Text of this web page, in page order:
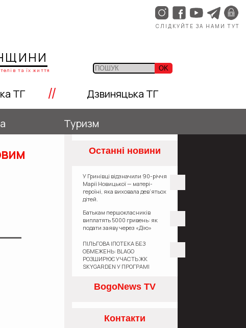
СЛІДКУЙТЕ ЗА НАМИ ТУТ
та їх життя OK
ТГ // Дзвиняцька ТГ
Туризм
Останні новини
У Гринівці відзначили 90-річчя
Марії Новицької — матері-
героїні, яка виховала дев’ятьох
дітей.
Батькам першокласників
виплатять 5000 гривень: як
подати заяву через «Дію»
ПІЛЬГОВА ІПОТЕКА БЕЗ
ОБМЕЖЕНЬ: BLAGO
РОЗШИРЮЄ УЧАСТЬ ЖК
SKYGARDEN У ПРОГРАМІ
BogoNews TV
Контакти